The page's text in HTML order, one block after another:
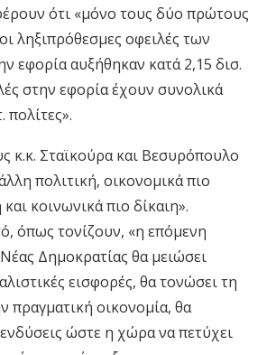
ότι «μόνο τους δύο πρώτους
ληξιπρόθεσμες οφειλές των
εφορία αυξήθηκαν κατά 2,15 δισ.
στην εφορία έχουν συνολικά
κ.κ. Σταϊκούρα και Βεσυρόπουλο
πολιτική, οικονομικά πιο
κοινωνικά πιο δίκαιη».
όπως τονίζουν, «η επόμενη
Δημοκρατίας θα μειώσει
εισφορές, θα τονώσει τη
πραγματική οικονομία, θα
ώστε η χώρα να πετύχει